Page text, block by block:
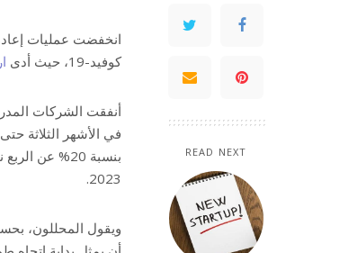
READ NEXT
انخفضت عمليات
كوفيد-19، حيث أدى
في الأشهر الثلاثة
2023.
ويقول المحللون،